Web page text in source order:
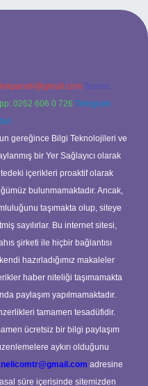
Teams:
0262 606 0 726 Telegram:
gereğince Bilgi Teknolojileri ve
bir Yer Sağlayıcı olarak
içerikleri proaktif olarak
bulunmamaktadır. Ancak,
taşımakta olup, siteye
sayılırlar. Bu internet sitesi,
şirketi ile hiçbir bağlantısı
hazırladığımız makaleler
haber niteliği taşımamakta
paylaşım yapılmamaktadır.
tamamen tesadüfidir.
ücretsiz bir bilgi paylaşım
aykırı olduğunu
adresine
süre içerisinde sitemizden